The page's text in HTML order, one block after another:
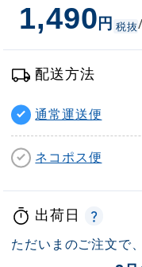
1,490円 税抜/
配送方法
通常運送便
ネコポス便
出荷日
ただいまのご注文で